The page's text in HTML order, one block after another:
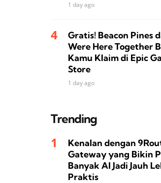
1 day ago
Gratis! Beacon Pines
Were Here Together
Kamu Klaim di Epic
Store
1 day ago
Trending
Kenalan dengan
Gateway yang Bikin
Banyak AI Jadi Jauh
Praktis